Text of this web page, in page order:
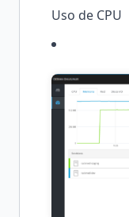
Uso de CPU